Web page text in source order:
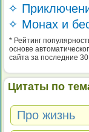
✧
✧ Монах и
* Рейтинг
основе
сайта за последние
Цитаты по
Про жизнь